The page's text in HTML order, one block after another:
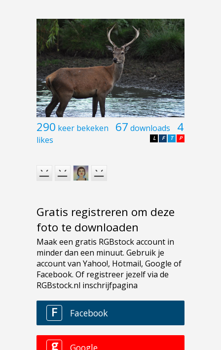
290 keer bekeken 67 downloads 4
likes P
T
F
L
Gratis registreren om deze
foto te downloaden